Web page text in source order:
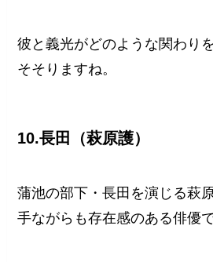
彼と義光がどのような関わり
そそりますね。
10.長田（萩原護）
蒲池の部下・長田を演じる萩
手ながらも存在感のある俳優で